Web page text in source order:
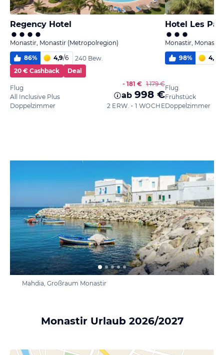
Regency Hotel
Monastir, Monastir (Metropolregion)
86% 4,9/6
240 Bew.
20 € Cashback
Deal
Flug
All Inclusive Plus
Doppelzimmer
- 181 € 1.179 €
ab 998 €
2 ERW. • 1 WOCHE
Hotel Les
Monastir, Monastir
98% 4,4
Flug
Frühstück
Doppelzimmer
Mahdia, Großraum Monastir
Monastir Urlaub 2026/2027